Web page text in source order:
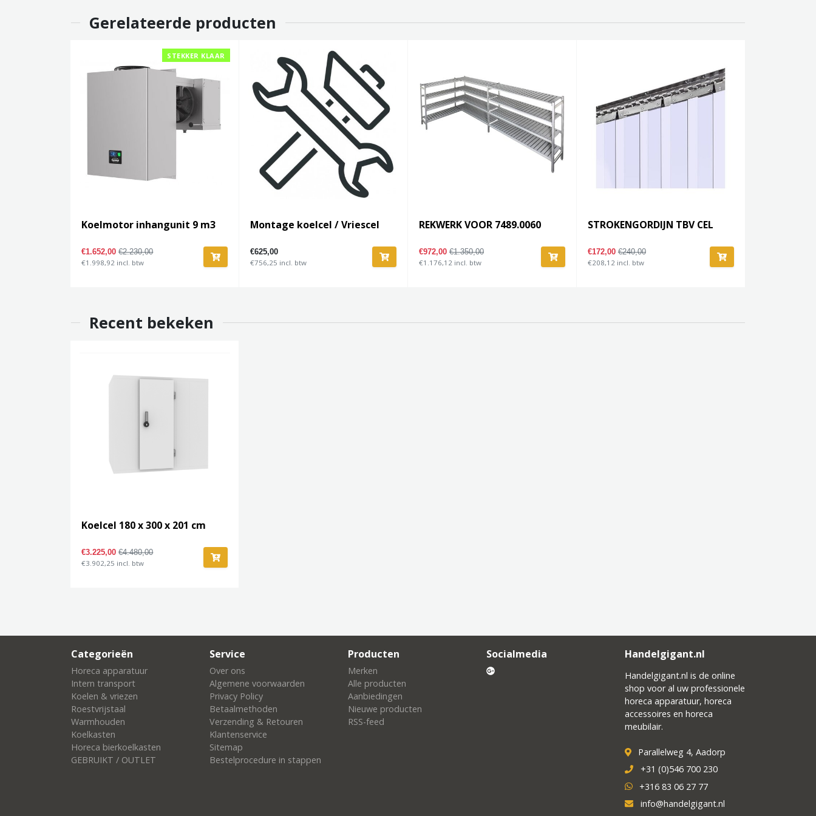
Gerelateerde producten
STEKKER KLAAR
Koelmotor inhangunit 9 m3
€1.652,00€2.230,00
€1.998,92 incl. btw
Montage koelcel / Vriescel
€625,00
€756,25 incl. btw
REKWERK VOOR 7489.0060
€972,00 €1.350,00
€1.176,12 incl. btw
STROKENGORDIJN TBV CEL
€172,00€240,00
€208,12 incl. btw
Recent bekeken
Koelcel 180 x 300 x 201 cm
€3.225,00€4.480,00
€3.902,25 incl. btw
Categorieën
Horeca apparatuur
Intern transport
Koelen & vriezen
Roestvrijstaal
Warmhouden
Koelkasten
Horeca bierkoelkasten
GEBRUIKT / OUTLET
Service
Over ons
Algemene voorwaarden
Privacy Policy
Betaalmethoden
Verzending & Retouren
Klantenservice
Sitemap
Bestelprocedure in stappen
Producten
Merken
Alle producten
Aanbiedingen
Nieuwe producten
RSS-feed
Socialmedia Handelgigant.nl
Handelgigant.nl is de online
shop voor al uw professionele
horeca apparatuur, horeca
accessoires en horeca
meubilair.
Parallelweg 4, Aadorp
+31 (0)546 700 230
+316 83 06 27 77
info@handelgigant.nl